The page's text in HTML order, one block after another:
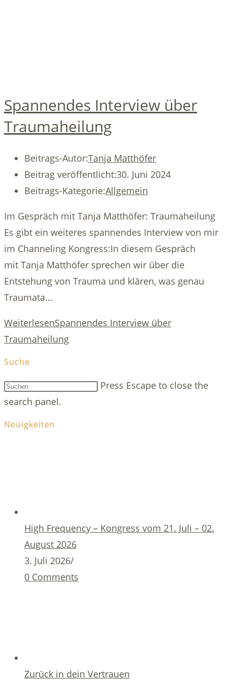
Spannendes Interview über
Traumaheilung
Beitrags-Autor:Tanja Matthöfer
Beitrag veröffentlicht:30. Juni 2024
Beitrags-Kategorie:Allgemein
Im Gespräch mit Tanja Matthöfer: Traumaheilung
Es gibt ein weiteres spannendes Interview von mir
im Channeling Kongress:In diesem Gespräch
mit Tanja Matthöfer sprechen wir über die
Entstehung von Trauma und klären, was genau
Traumata…
WeiterlesenSpannendes Interview über
Traumaheilung
Suche
Press Escape to close the
search panel.
Neuigkeiten
High Frequency – Kongress vom 21. Juli – 02.
August 2026
3. Juli 2026/
0 Comments
Zurück in dein Vertrauen